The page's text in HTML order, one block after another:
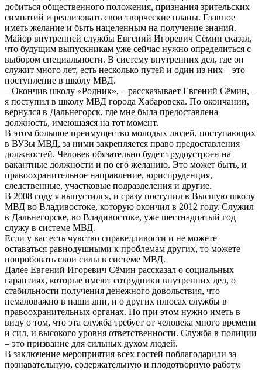
добиться общественного положения, признания зрительских
симпатий и реализовать свои творческие планы. Главное
иметь желание и быть нацеленным на получение знаний.
Майор внутренней службы Евгений Игоревич Сёмин сказал,
что будущим выпускникам уже сейчас нужно определиться с
выбором специальности. В систему внутренних дел, где он
служит много лет, есть несколько путей и один из них – это
поступление в школу МВД.
– Окончив школу «Родник», – рассказывает Евгений Сёмин, –
я поступил в школу МВД города Хабаровска. По окончании,
вернулся в Дальнегорск, где мне была предоставлена
должность, имеющаяся на тот момент.
В этом большое преимущество молодых людей, поступающих
в ВУЗы МВД, за ними закрепляется право предоставления
должностей. Человек обязательно будет трудоустроен на
вакантные должности и по его желанию. Это может быть, и
правоохранительное направление, юриспруденция,
следственные, участковые подразделения и другие.
В 2008 году я выпустился, и сразу поступил в Высшую школу
МВД во Владивостоке, которую окончил в 2012 году. Служил
в Дальнегорске, во Владивостоке, уже шестнадцатый год
служу в системе МВД.
Если у вас есть чувство справедливости и не можете
оставаться равнодушными к проблемам других, то можете
попробовать свои силы в системе МВД.
Далее Евгений Игоревич Сёмин рассказал о социальных
гарантиях, которые имеют сотрудники внутренних дел, о
стабильности получения денежного довольствия, что
немаловажно в наши дни, и о других плюсах службы в
правоохранительных органах. Но при этом нужно иметь в
виду о том, что эта служба требует от человека много времени
и сил, и высокого уровня ответственности. Служба в полиции
– это призвание для сильных духом людей.
В заключение мероприятия всех гостей поблагодарили за
познавательную, содержательную и плодотворную работу.